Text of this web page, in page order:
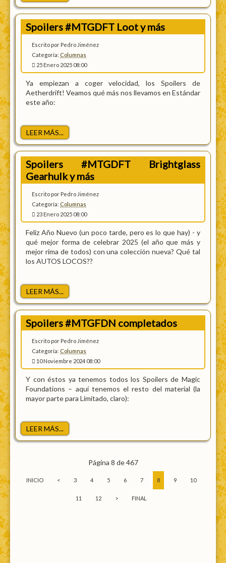
Spoilers #MTGDFT Loot y más
Escrito por Pedro Jiménez
Categoría: Columnas
25 Enero 2025 08:00
Ya empiezan a coger velocidad, los Spoilers de
Aetherdrift! Veamos qué más nos llevamos en Estándar
este año:
LEER MÁS...
Spoilers #MTGDFT Brightglass
Gearhulk y más
Escrito por Pedro Jiménez
Categoría: Columnas
23 Enero 2025 08:00
Feliz Año Nuevo (un poco tarde, pero es lo que hay) - y
qué mejor forma de celebrar 2025 (el año que más y
mejor rima de todos) con una colección nueva? Qué tal
los AUTOS LOCOS??
LEER MÁS...
Spoilers #MTGFDN completados
Escrito por Pedro Jiménez
Categoría: Columnas
10 Noviembre 2024 08:00
Y con éstos ya tenemos todos los Spoilers de Magic
Foundations – aquí tenemos el resto del material (la
mayor parte para Limitado, claro):
LEER MÁS...
Página 8 de 467
INICIO < 3 4 5 6 7 8 9 10
11 12 > FINAL